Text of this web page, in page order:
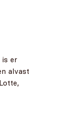
is er
alvast